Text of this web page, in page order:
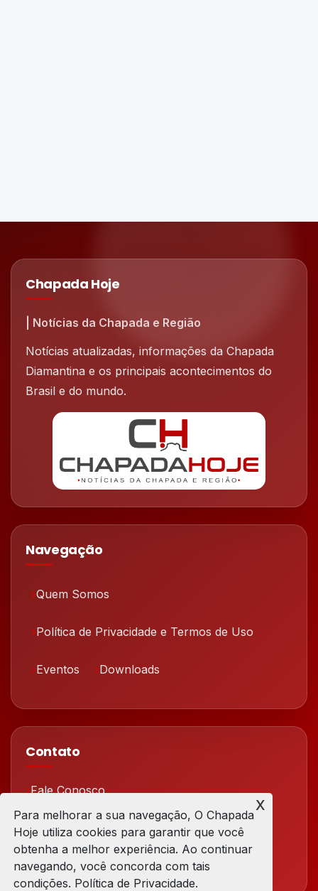
Chapada Hoje
| Notícias da Chapada e Região
Notícias atualizadas, informações da Chapada
Diamantina e os principais acontecimentos do
Brasil e do mundo.
Navegação
Quem Somos
Política de Privacidade e Termos de Uso
Eventos Downloads
Contato
Fale Conosco
Redes Sociais
Para melhorar a sua navegação, O Chapada
Hoje utiliza cookies para garantir que você
obtenha a melhor experiência. Ao continuar
navegando, você concorda com tais
condições. Política de Privacidade.
x